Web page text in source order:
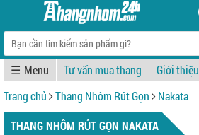
☰ Tư vấn mua thang Giới thiệu
Trang chủ
Thang Nhôm Rút Gọn
Nakata
THANG NHÔM RÚT GỌN NAKATA